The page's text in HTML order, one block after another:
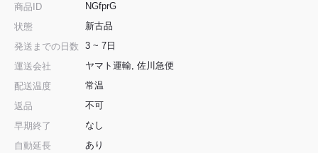
商品ID
NGfprG
状態
新古品
発送までの日数
3 ~ 7日
運送会社
ヤマト運輸, 佐川急便
配送温度
常温
返品
不可
早期終了
なし
自動延長
あり